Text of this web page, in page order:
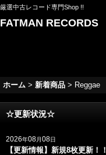
厳選中古レコード専門Shop !!
FATMAN RECORDS
ホーム > 新着商品 > Reggae
☆更新状況☆
2026年08月08日
【更新情報】新規8枚更新！！